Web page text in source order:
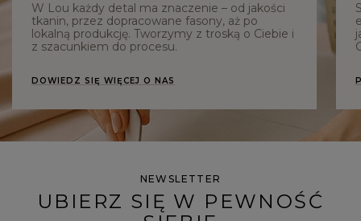
W Lou każdy detal ma znaczenie – od jakości
tkanin, przez dopracowane fasony, aż po
lokalną produkcję. Tworzymy z troską o Ciebie i
z szacunkiem do procesu.
DOWIEDZ SIĘ WIĘCEJ O NAS
NEWSLETTER
UBIERZ SIĘ W PEWNOŚĆ